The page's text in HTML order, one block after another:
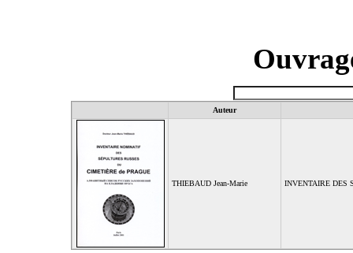
Auteur
THIEBAUD Jean-Marie INVENTAIRE DES